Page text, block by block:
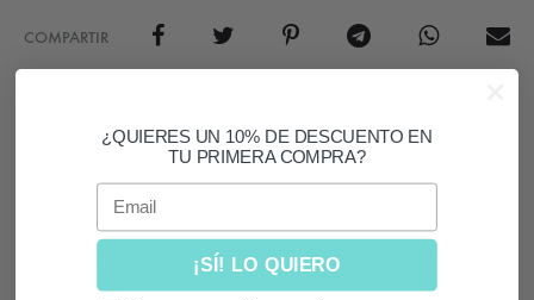
COMPARTIR
PM999DO
COMPLEMENTOS,PENDIENTES
Pendientes en color dorado con textura. Tipo de cierre:
¿QUIERES UN 10% DE DESCUENTO EN
TU PRIMERA COMPRA?
Email
¡SÍ! LO QUIERO